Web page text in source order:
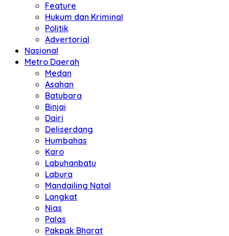
Feature
Hukum dan Kriminal
Politik
Advertorial
Nasional
Metro Daerah
Medan
Asahan
Batubara
Binjai
Dairi
Deliserdang
Humbahas
Karo
Labuhanbatu
Labura
Mandailing Natal
Langkat
Nias
Palas
Pakpak Bharat